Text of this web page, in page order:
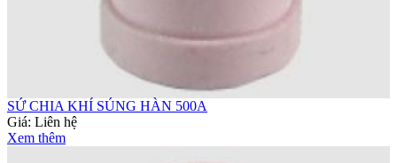
SỨ CHIA KHÍ SÚNG HÀN 500A
Giá: Liên hệ
Xem thêm